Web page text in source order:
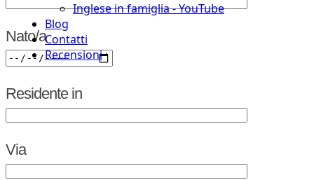
Inglese in famiglia - YouTube
Blog
Contatti
Recensioni
Nato/a
Residente in
Via